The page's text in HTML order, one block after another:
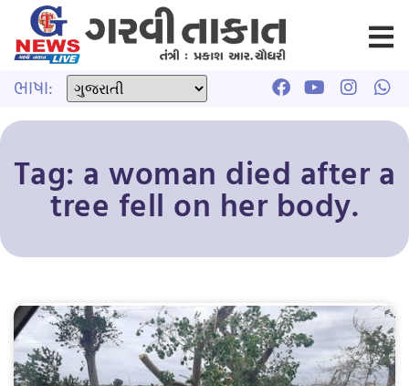
ભાષા:
Tag: a woman died after a
tree fell on her body.